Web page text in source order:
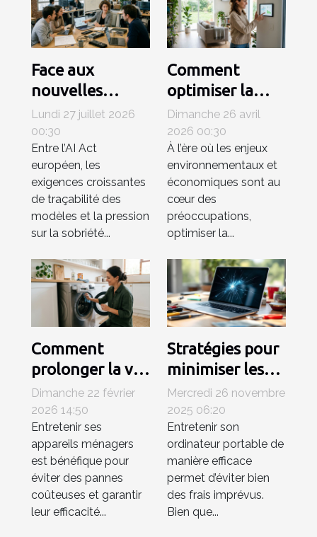
Face aux
nouvelles
régulations,
comment le
matériel
influence-t-il la
compétitivité
en ia ?
Lundi 27 juillet 2026
00:30
Entre l’AI Act
européen, les
exigences croissantes
de traçabilité des
modèles et la pression
sur la sobriété...
Comment
optimiser la
consommation
énergétique
grâce à des
systèmes de
ventilation
avancés ?
Dimanche 26 avril
2026 00:30
À l’ère où les enjeux
environnementaux et
économiques sont au
cœur des
préoccupations,
optimiser la...
Comment
prolonger la vie
de vos appareils
ménagers ?
Dimanche 22 février
2026 14:50
Entretenir ses
appareils ménagers
est bénéfique pour
éviter des pannes
coûteuses et garantir
leur efficacité...
Stratégies pour
minimiser les
frais de
réparations
d'ordinateurs
portables
Mercredi 26 novembre
2025 06:20
Entretenir son
ordinateur portable de
manière efficace
permet d’éviter bien
des frais imprévus.
Bien que...